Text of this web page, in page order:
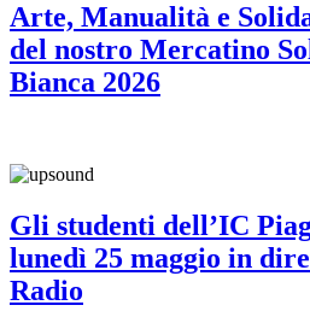
Arte, Manualità e
del nostro Mercatino
Bianca 2026
Gli studenti dell’IC
lunedì 25 maggio in
Radio